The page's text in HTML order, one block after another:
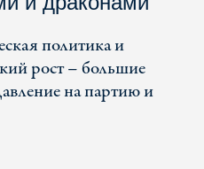
политика и
рост – большие
на партию и